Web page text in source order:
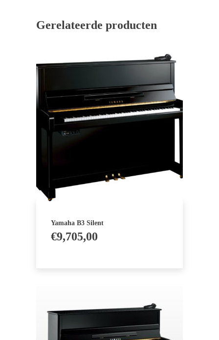
Gerelateerde producten
Yamaha B3 Silent
€9,705,00